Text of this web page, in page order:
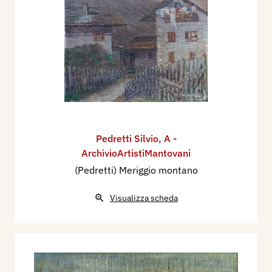
Sindacale Provinciale di Mantova nel Palazzo Te,
con due opere:La casa bleaueLa chiesetta in
.
Nel 1937, dal 12 al 19 settembre, alla Mostra
Sindacale degli Artisti Mantovani tenutasi in
occasione della VII Settimana mantovana al
Partecipa, dal 14 maggio al 30 giugno 1939, alla
“Mostra dei Pittori, Scultori e Incisori Mantovani
’800 e ’900” al Palazzo Te di Mantova con le
Nel maggio-giugno 1941, prende parte alla VIII
al monte.
Pedretti Silvio, A -
ArchivioArtistiMantovani
(Pedretti) Meriggio montano
Visualizza scheda